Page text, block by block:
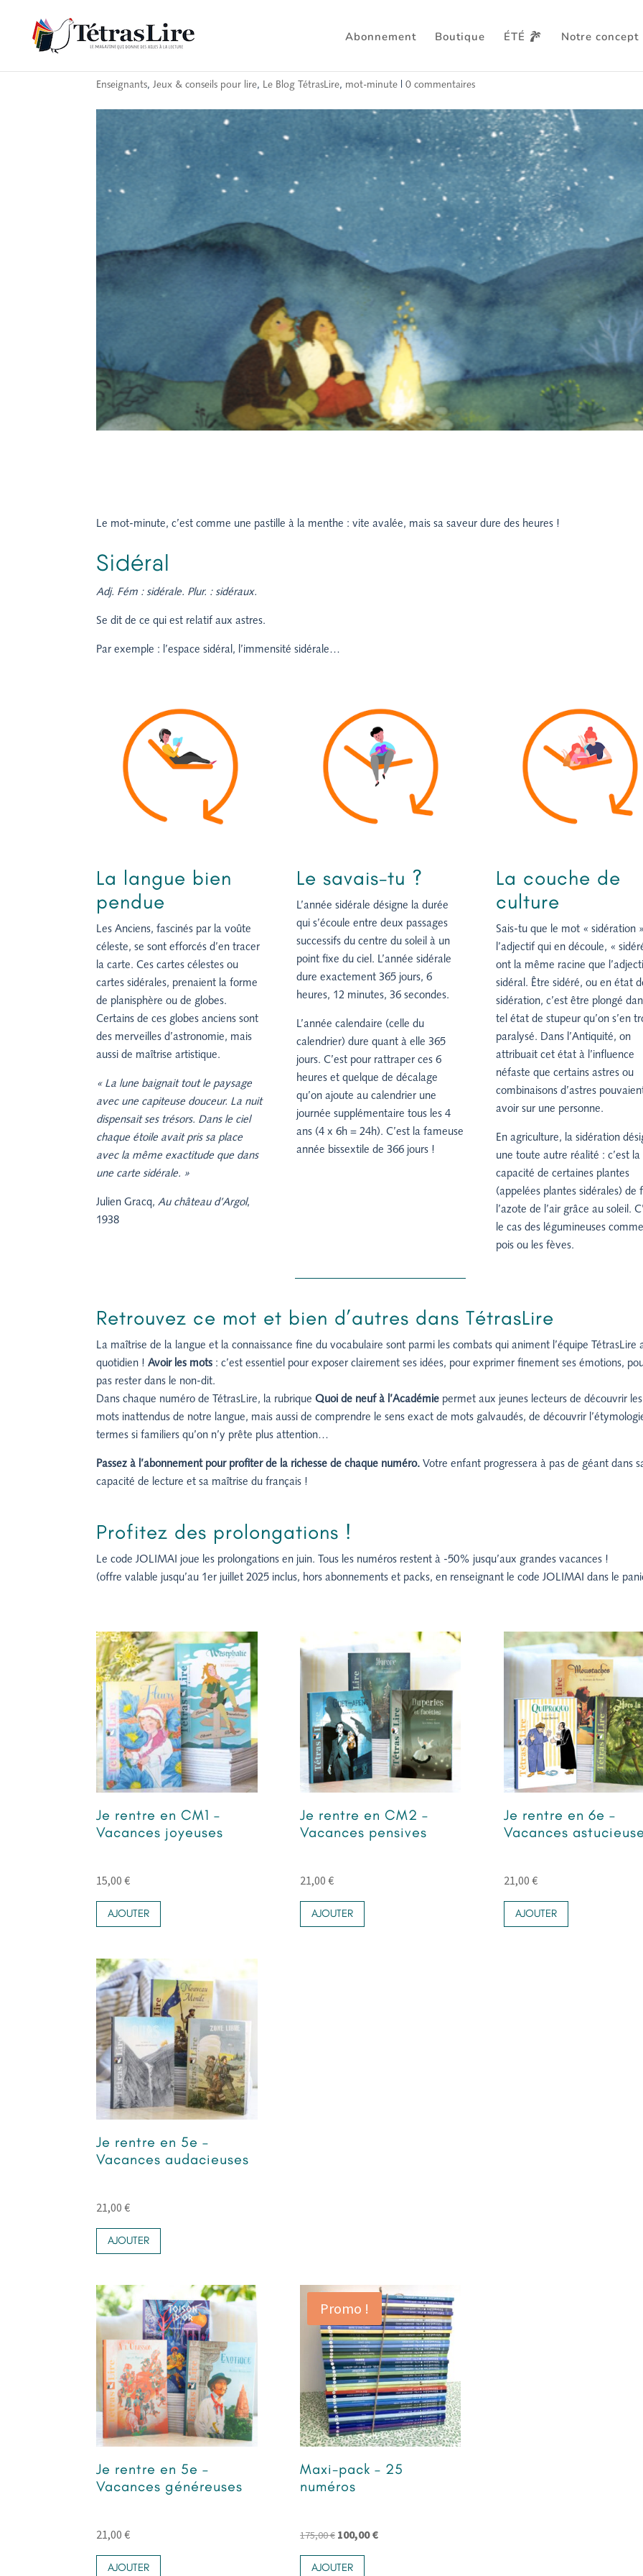
Abonnement Boutique ÉTÉ Notre concept
Mot-minute : sidéral
Enseignants,Jeux & conseils pour lire, Le Blog TétrasLire, mot-minute |0 commentaires
Le mot-minute, c’est comme une pastille à la menthe : vite avalée, mais sa saveur dure des heures !
Sidéral
Adj. Fém : sidérale. Plur. : sidéraux.
Se dit de ce qui est relatif aux astres.
Par exemple : l’espace sidéral, l’immensité sidérale…
La langue bien
pendue
Les Anciens, fascinés par la voûte
céleste, se sont efforcés d’en tracer
la carte. Ces cartes célestes ou
cartes sidérales, prenaient la forme
de planisphère ou de globes.
Certains de ces globes anciens sont
des merveilles d’astronomie, mais
aussi de maîtrise artistique.
« La lune baignait tout le paysage
avec une capiteuse douceur. La nuit
dispensait ses trésors. Dans le ciel
chaque étoile avait pris sa place
avec la même exactitude que dans
une carte sidérale. »
Julien Gracq,Au château d’Argol,
1938
Le savais-tu ?
L’année sidérale désigne la durée
qui s’écoule entre deux passages
successifs du centre du soleil à un
point fixe du ciel. L’année sidérale
dure exactement 365 jours, 6
heures, 12 minutes, 36 secondes.
L’année calendaire (celle du
calendrier) dure quant à elle 365
jours. C’est pour rattraper ces 6
heures et quelque de décalage
qu’on ajoute au calendrier une
journée supplémentaire tous les 4
ans (4 x 6h = 24h). C’est la fameuse
année bissextile de 366 jours !
La couche de
culture
Sais-tu que le mot « sidération
l’adjectif qui en découle, «
ont la même racine que
sidéral. Être sidéré, ou en état
sidération, c’est être plongé
tel état de stupeur qu’on s’en
paralysé. Dans l’Antiquité, on
attribuait cet état à l’influence
néfaste que certains astres ou
combinaisons d’astres
avoir sur une personne.
En agriculture, la sidération
une toute autre réalité : c’est la
capacité de certaines plantes
(appelées plantes sidérales) de
l’azote de l’air grâce au soleil.
le cas des légumineuses
pois ou les fèves.
Retrouvez ce mot et bien d’autres dans TétrasLire
La maîtrise de la langue et la connaissance fine du vocabulaire sont parmi les combats qui animent l’équipe TétrasLire
quotidien !Avoir les mots : c’est essentiel pour exposer clairement ses idées, pour exprimer finement ses émotions,
pas rester dans le non-dit.
Dans chaque numéro de TétrasLire, la rubriqueQuoi de neuf à l’Académie permet aux jeunes lecteurs de découvrir les
mots inattendus de notre langue, mais aussi de comprendre le sens exact de mots galvaudés, de découvrir
termes si familiers qu’on n’y prête plus attention…
Passez à l’abonnement pour profiter de la richesse de chaque numéro. Votre enfant progressera à pas de géant dans
capacité de lecture et sa maîtrise du français !
Profitez des prolongations !
Le code JOLIMAI joue les prolongations en juin. Tous les numéros restent à -50% jusqu’aux grandes vacances !
(offre valable jusqu’au 1er juillet 2025 inclus, hors abonnements et packs, en renseignant le code JOLIMAI dans le
Je rentre en CM1 –
Vacances joyeuses
15,00€
AJOUTER
Je rentre en CM2 –
Vacances pensives
21,00 €
AJOUTER
Je rentre en 6e –
Vacances
21,00 €
AJOUTER
Je rentre en 5e –
Vacances audacieuses
21,00€
AJOUTER
Je rentre en 5e –
Vacances généreuses
21,00€
AJOUTER
Promo !
Maxi-pack – 25
numéros
175,00€ Le
prix
initial
100,00€Le
AJOUTER